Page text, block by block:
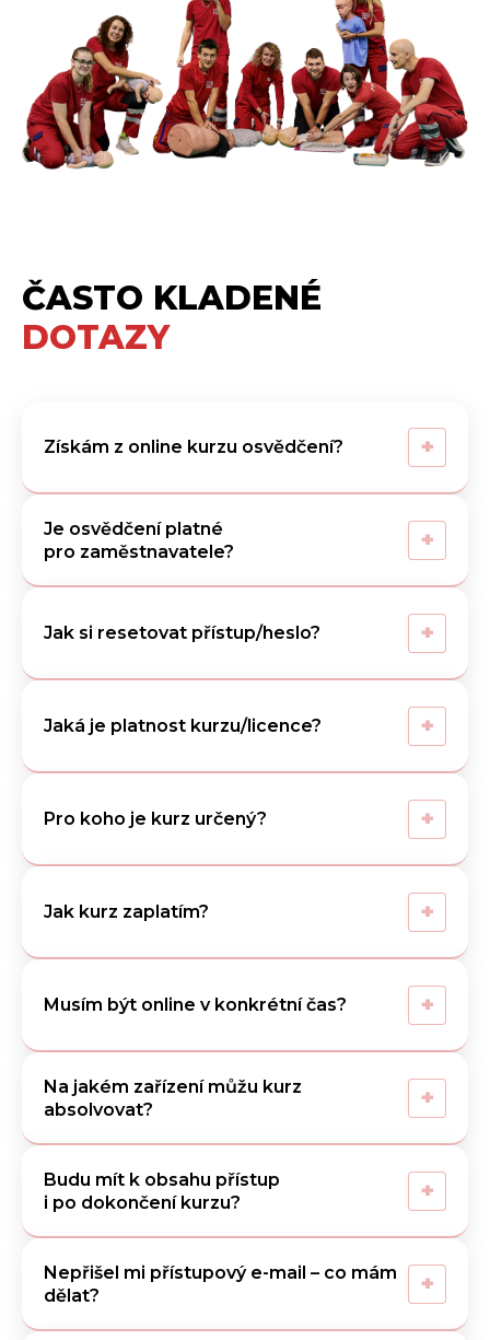
ČASTO KLADENÉ
DOTAZY
Získám z online kurzu osvědčení? +
Je osvědčení platné
pro zaměstnavatele?
+
Jak si resetovat přístup/heslo? +
Jaká je platnost kurzu/licence? +
Pro koho je kurz určený? +
Jak kurz zaplatím? +
Musím být online v konkrétní čas? +
Na jakém zařízení můžu kurz
absolvovat?
+
Budu mít k obsahu přístup
i po dokončení kurzu?
+
Nepřišel mi přístupový e-mail – co mám
dělat?
+